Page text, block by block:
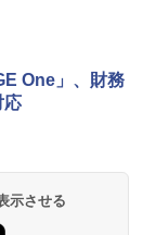
One」、財務
応
示させる